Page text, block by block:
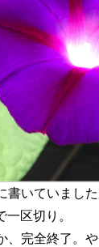
書いていまし
一区切り。
、完全終了。